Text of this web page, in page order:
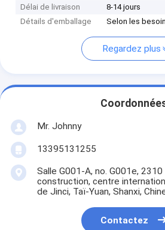
Délai de livraison
8-14 jours
Détails d'emballage
Selon les
Regardez plus
Mr. Johnny
13395131255
Salle G001-A, no. G001e,
construction, centre
de Jinci, Taï-Yuan, Shanxi,
Contactez